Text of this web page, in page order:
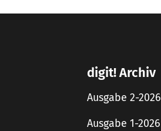
digit! Archiv
Ausgabe 2-2026
Ausgabe 1-2026